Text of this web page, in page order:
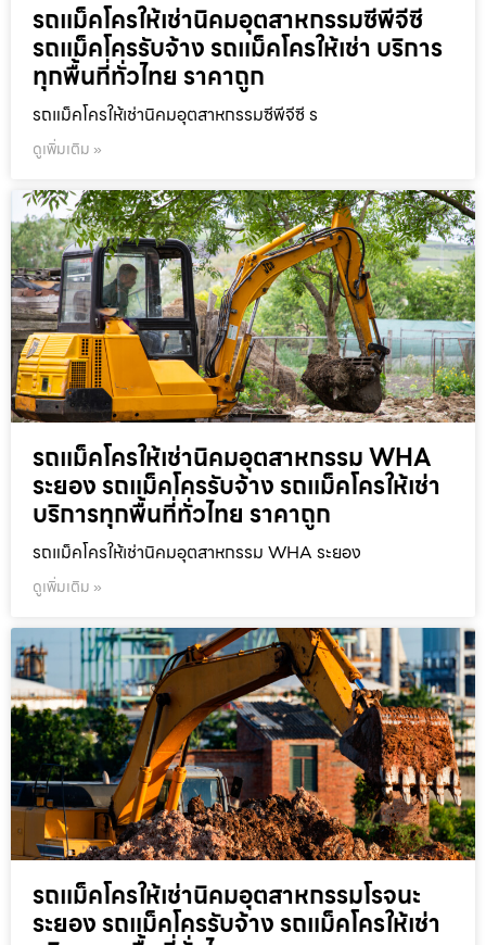
รถแม็คโครให้เช่านิคมอุตสาหกรรมซีพีจีซี
รถแม็คโครรับจ้าง รถแม็คโครให้เช่า บริการ
ทุกพื้นที่ทั่วไทย ราคาถูก
รถแม็คโครให้เช่านิคมอุตสาหกรรมซีพีจีซี ร
ดูเพิ่มเติม »
รถแม็คโครให้เช่านิคมอุตสาหกรรม WHA
ระยอง รถแม็คโครรับจ้าง รถแม็คโครให้เช่า
บริการทุกพื้นที่ทั่วไทย ราคาถูก
รถแม็คโครให้เช่านิคมอุตสาหกรรม WHA ระยอง
ดูเพิ่มเติม »
รถแม็คโครให้เช่านิคมอุตสาหกรรมโรจนะ
ระยอง รถแม็คโครรับจ้าง รถแม็คโครให้เช่า